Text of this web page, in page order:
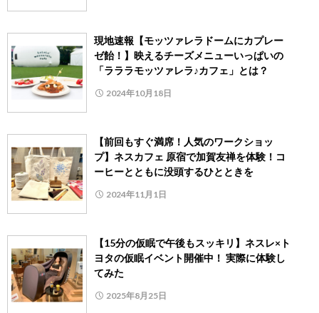
現地速報【モッツァレラドームにカプレー
ゼ飴！】映えるチーズメニューいっぱいの
「ラララモッツァレラ♪カフェ」とは？
2024年10月18日
【前回もすぐ満席！人気のワークショッ
プ】ネスカフェ 原宿で加賀友禅を体験！コ
ーヒーとともに没頭するひとときを
2024年11月1日
【15分の仮眠で午後もスッキリ】ネスレ×ト
ヨタの仮眠イベント開催中！ 実際に体験し
てみた
2025年8月25日